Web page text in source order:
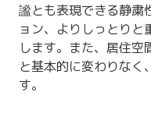
謐とも表現できる静粛
ョン、よりしっとりと
します。また、居住空
と基本的に変わりなく
す。